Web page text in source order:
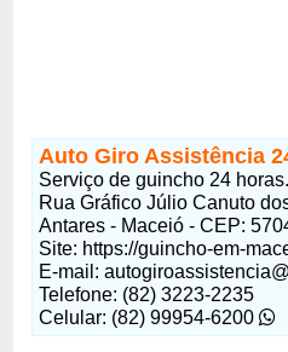
Auto Giro Assistência
Serviço de guincho 24 horas.
Rua Gráfico Júlio Canuto
Antares - Maceió - CEP:
Site: https://guincho-em-
E-mail:
Telefone: (82) 3223-2235
Celular: (82) 99954-6200